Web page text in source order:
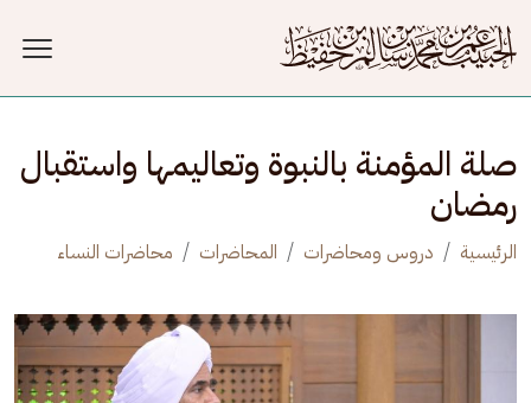
صلة المؤمنة بالنبوة وتعاليمها واستقبال
رمضان
الرئيسية دروس ومحاضرات المحاضرات محاضرات النساء